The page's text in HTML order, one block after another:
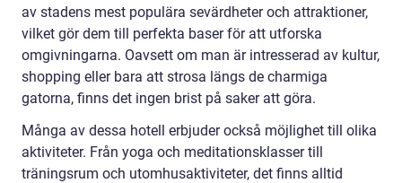
av stadens mest populära sevärdheter och attraktioner,
vilket gör dem till perfekta baser för att utforska
omgivningarna. Oavsett om man är intresserad av kultur,
shopping eller bara att strosa längs de charmiga
gatorna, finns det ingen brist på saker att göra.
Många av dessa hotell erbjuder också möjlighet till olika
aktiviteter. Från yoga och meditationsklasser till
träningsrum och utomhusaktiviteter, det finns alltid